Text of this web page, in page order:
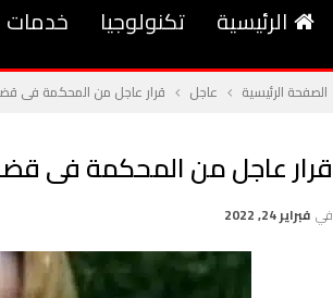
الرئيسية تكنولوجيا خدمات
الصفحة الرئيسية عاجل قرار عاجل من المحكمة فى
قرار عاجل من المحكمة فى
في فبراير 24, 2022